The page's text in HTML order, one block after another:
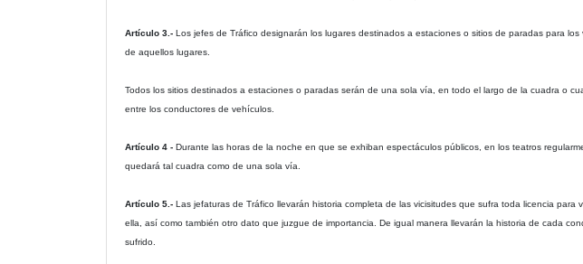
Artículo 3.- Los jefes de Tráfico designarán los lugares destinados a estaciones o sitios de paradas para
de aquellos lugares.
Todos los sitios destinados a estaciones o paradas serán de una sola vía, en todo el largo de la cuadra o
entre los conductores de vehículos.
Artículo 4 - Durante las horas de la noche en que se exhiban espectáculos públicos, en los teatros
quedará tal cuadra como de una sola vía.
Artículo 5.- Las jefaturas de Tráfico llevarán historia completa de las vicisitudes que sufra toda licencia
ella, así como también otro dato que juzgue de importancia. De igual manera llevarán la historia de cada
sufrido.